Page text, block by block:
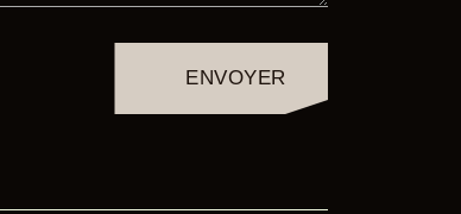
ENVOYER